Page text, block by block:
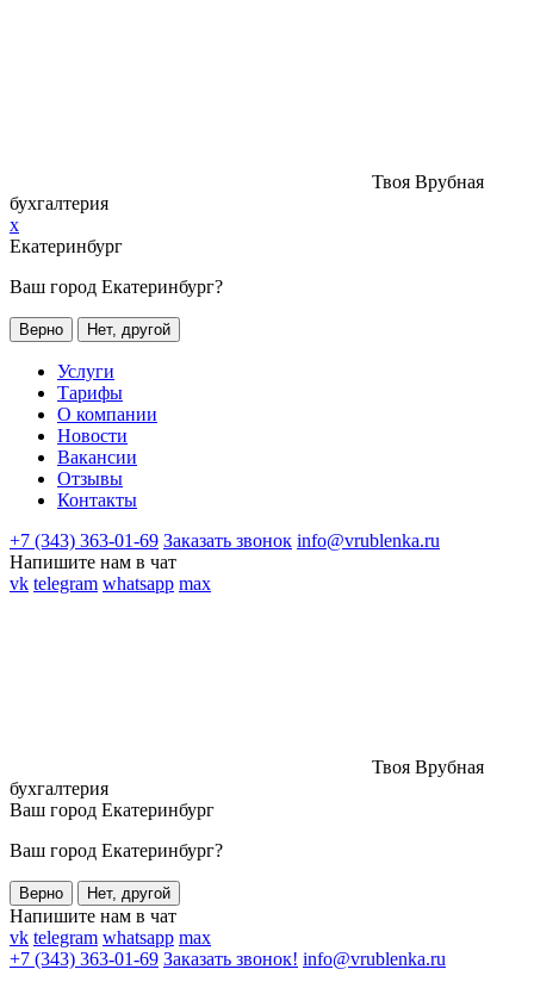
Твоя Врубная
бухгалтерия
x
Екатеринбург
Ваш город Екатеринбург?
Верно Нет, другой
Услуги
Тарифы
О компании
Новости
Вакансии
Отзывы
Контакты
+7 (343) 363-01-69 Заказать звонок info@vrublenka.ru
Напишите нам в чат
vk telegram whatsapp max
Твоя Врубная
бухгалтерия
Ваш город Екатеринбург
Ваш город Екатеринбург?
Верно Нет, другой
Напишите нам в чат
vk telegram whatsapp max
+7 (343) 363-01-69 Заказать звонок! info@vrublenka.ru